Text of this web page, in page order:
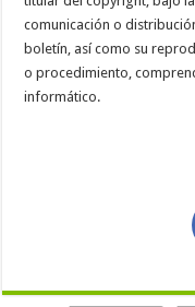
comunicación o
boletín, así como su
o procedimiento,
informático.